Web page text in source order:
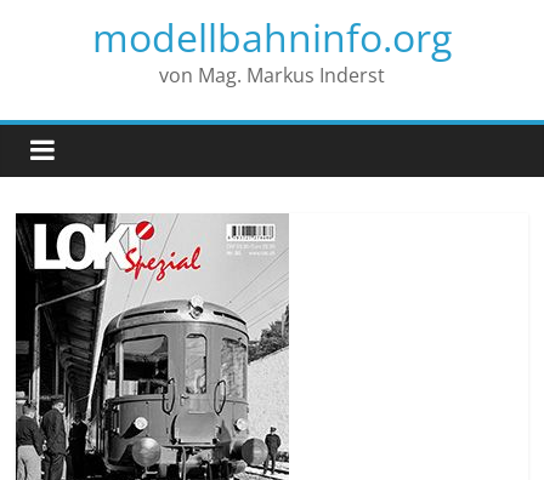
modellbahninfo.org
von Mag. Markus Inderst